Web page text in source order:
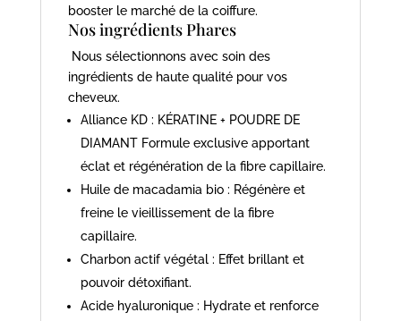
booster le marché de la coiffure.
Nos ingrédients Phares
Nous sélectionnons avec soin des
ingrédients de haute qualité pour vos
cheveux.
Alliance KD : KÉRATINE + POUDRE DE
DIAMANT Formule exclusive apportant
éclat et régénération de la fibre capillaire.
Huile de macadamia bio : Régénère et
freine le vieillissement de la fibre
capillaire.
Charbon actif végétal : Effet brillant et
pouvoir détoxifiant.
Acide hyaluronique : Hydrate et renforce